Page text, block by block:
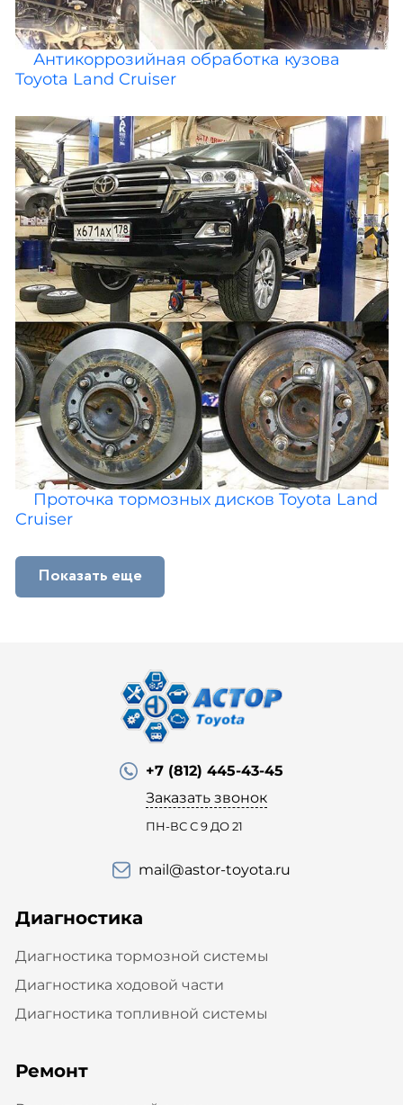
Антикоррозийная обработка кузова
Toyota Land Cruiser
Проточка тормозных дисков Toyota Land
Cruiser
Показать еще
+7 (812) 445-43-45
Заказать звонок
ПН-ВС С 9 ДО 21
mail@astor-toyota.ru
Диагностика
Диагностика тормозной системы
Диагностика ходовой части
Диагностика топливной системы
Ремонт